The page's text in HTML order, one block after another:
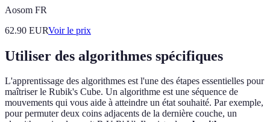
Aosom FR
62.90 EURVoir le prix
Utiliser des algorithmes spécifiques
L'apprentissage des algorithmes est l'une des étapes essentielles pour
maîtriser le Rubik's Cube. Un algorithme est une séquence de
mouvements qui vous aide à atteindre un état souhaité. Par exemple,
pour permuter deux coins adjacents de la dernière couche, un